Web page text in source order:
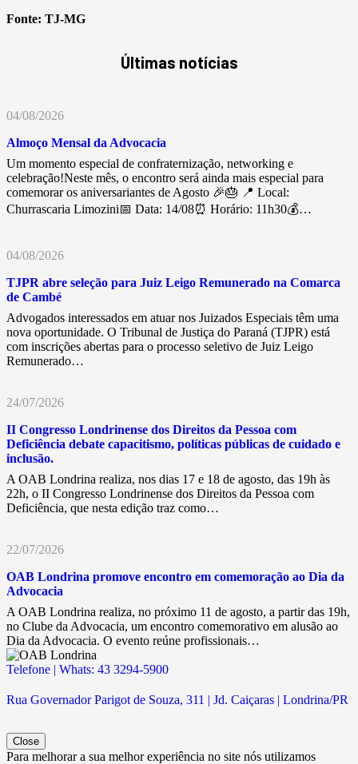
Fonte: TJ-MG
Últimas notícias
04/08/2026
Almoço Mensal da Advocacia
Um momento especial de confraternização, networking e
celebração!Neste mês, o encontro será ainda mais especial para
comemorar os aniversariantes de Agosto 🎉🎂 📍 Local:
Churrascaria Limozini📅 Data: 14/08⏰ Horário: 11h30💰…
04/08/2026
TJPR abre seleção para Juiz Leigo Remunerado na Comarca
de Cambé
Advogados interessados em atuar nos Juizados Especiais têm uma
nova oportunidade. O Tribunal de Justiça do Paraná (TJPR) está
com inscrições abertas para o processo seletivo de Juiz Leigo
Remunerado…
24/07/2026
II Congresso Londrinense dos Direitos da Pessoa com
Deficiência debate capacitismo, políticas públicas de cuidado e
inclusão.
A OAB Londrina realiza, nos dias 17 e 18 de agosto, das 19h às
22h, o II Congresso Londrinense dos Direitos da Pessoa com
Deficiência, que nesta edição traz como…
22/07/2026
OAB Londrina promove encontro em comemoração ao Dia da
Advocacia
A OAB Londrina realiza, no próximo 11 de agosto, a partir das 19h,
no Clube da Advocacia, um encontro comemorativo em alusão ao
Dia da Advocacia. O evento reúne profissionais…
Telefone | Whats: 43 3294-5900
Rua Governador Parigot de Souza, 311 | Jd. Caiçaras | Londrina/PR
Close
Para melhorar a sua melhor experiência no site nós utilizamos